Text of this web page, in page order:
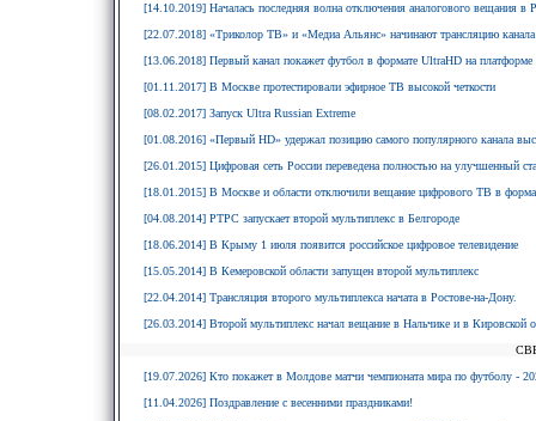
[14.10.2019] Началась последняя волна отключения аналогового вещания в
[22.07.2018] «Триколор ТВ» и «Медиа Альянс» начинают трансляцию
[13.06.2018] Первый канал покажет футбол в формате UltraHD на платформе
[01.11.2017] В Москве протестировали эфирное ТВ высокой четкости
[08.02.2017] Запуск Ultra Russian Extreme
[01.08.2016] «Первый HD» удержал позицию самого популярного канала
[26.01.2015] Цифровая сеть России переведена полностью на улучшенный
[18.01.2015] В Москве и области отключили вещание цифрового ТВ в
[04.08.2014] РТРС запускает второй мультиплекс в Белгороде
[18.06.2014] В Крыму 1 июля появится российское цифровое телевидение
[15.05.2014] В Кемеровской области запущен второй мультиплекс
[22.04.2014] Трансляция второго мультиплекса начата в Ростове-на-Дону.
[26.03.2014] Второй мультиплекс начал вещание в Нальчике и в Кировской
[19.07.2026] Кто покажет в Молдове матчи чемпионата мира по футболу -
[11.04.2026] Поздравление с весенними праздниками!